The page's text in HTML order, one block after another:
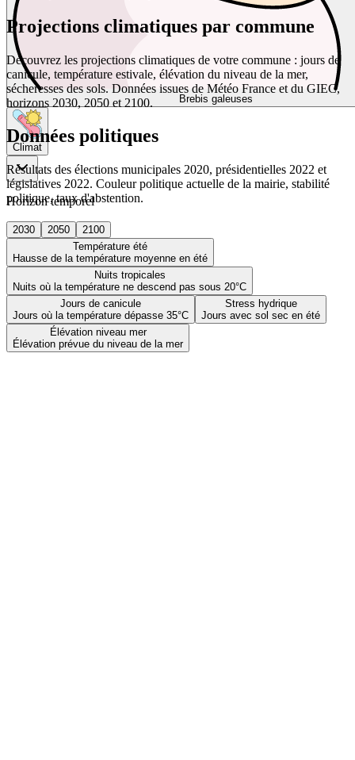
Brebis galeuses
Climat
Horizon temporel
2030 2050
2100
Température été
Hausse de la température moyenne en été
Nuits tropicales
Nuits où la température ne descend pas sous 20°C
Jours de canicule
Jours où la température dépasse 35°C
Stress hydrique
Jours avec sol sec en été
Élévation niveau mer
Élévation prévue du niveau de la mer
Projections climatiques par commune
Découvrez les projections climatiques de votre commune : jours de
canicule, température estivale, élévation du niveau de la mer,
sécheresses des sols. Données issues de Météo France et du GIEC,
horizons 2030, 2050 et 2100.
Données politiques
Résultats des élections municipales 2020, présidentielles 2022 et
législatives 2022. Couleur politique actuelle de la mairie, stabilité
politique, taux d'abstention.